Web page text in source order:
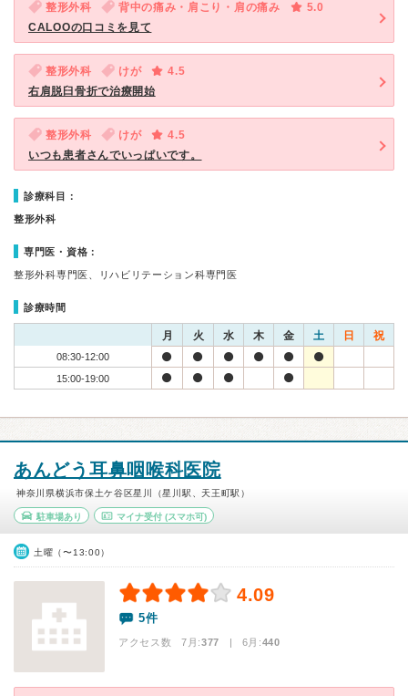
整形外科 背中の痛み・肩こり・肩の痛み
5.0
CALOOの口コミを見て
整形外科 けが
4.5
右肩脱臼骨折で治療開始
整形外科 けが
4.5
いつも患者さんでいっぱいです。
診療科目：
整形外科
専門医・資格：
整形外科専門医、リハビリテーション科専門医
診療時間
月 火 水 木 金 土 日 祝
08:30-12:00
15:00-19:00
あんどう耳鼻咽喉科医院
神奈川県横浜市保土ケ谷区星川（星川駅、天王町駅）
駐車場あり マイナ受付(スマホ可)
土曜（〜13:00）
4.09
5件
アクセス数 7月:377 | 6月:440